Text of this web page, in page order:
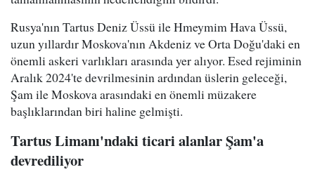
Rusya'nın Tartus Deniz Üssü ile Hmeymim Hava Üssü,
uzun yıllardır Moskova'nın Akdeniz ve Orta Doğu'daki en
önemli askeri varlıkları arasında yer alıyor. Esed rejiminin
Aralık 2024'te devrilmesinin ardından üslerin geleceği,
Şam ile Moskova arasındaki en önemli müzakere
başlıklarından biri haline gelmişti.
Tartus Limanı'ndaki ticari alanlar Şam'a
devrediliyor